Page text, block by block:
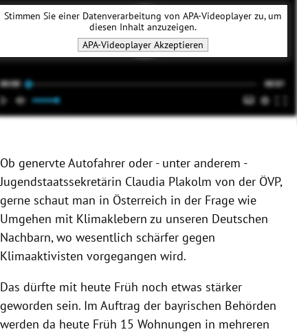
Untermenü
Untermenü
Untermenü
Stimmen Sie einer Datenverarbeitung vonAPA-Videoplayer zu, um
diesen Inhalt anzuzeigen.
APA-VideoplayerAkzeptieren
Ob genervte Autofahrer oder - unter anderem -
Jugendstaatssekretärin Claudia Plakolm von der ÖVP,
gerne schaut man in Österreich in der Frage wie
Umgehen mit Klimaklebern zu unseren Deutschen
Nachbarn, wo wesentlich schärfer gegen
Klimaaktivisten vorgegangen wird.
Das dürfte mit heute Früh noch etwas stärker
geworden sein. Im Auftrag der bayrischen Behörden
werden da heute Früh 15 Wohnungen in mehreren